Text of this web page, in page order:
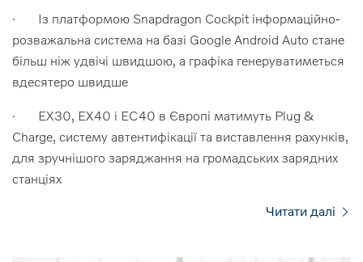
· Із платформою Snapdragon Cockpit інформаційно-
розважальна система на базі Google Android Auto стане
більш ніж удвічі швидшою, а графіка генеруватиметься
вдесятеро швидше
· EX30, EX40 і EC40 в Європі матимуть Plug &
Charge, систему автентифікації та виставлення рахунків,
для зручнішого заряджання на громадських зарядних
станціях
Читати далі